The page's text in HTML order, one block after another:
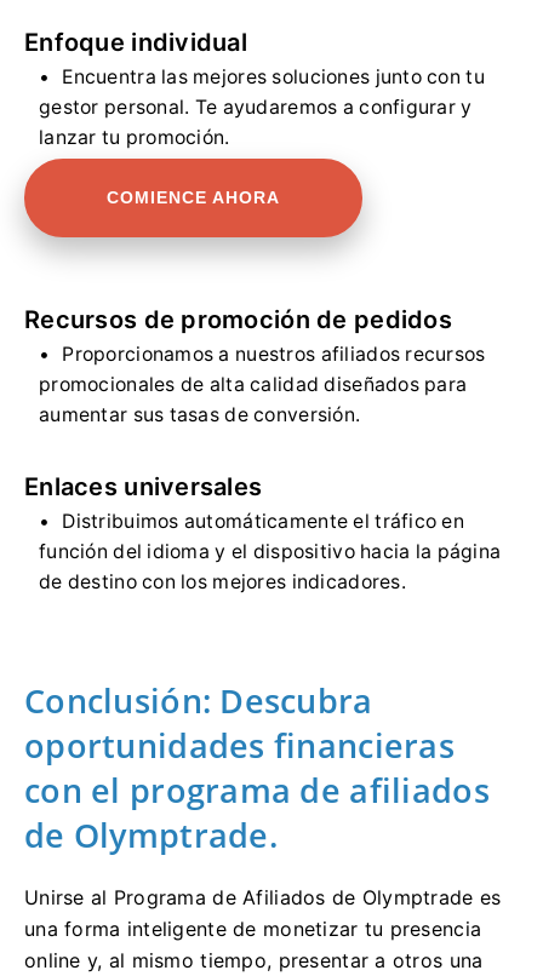
Enfoque individual
Encuentra las mejores soluciones junto con tu
gestor personal. Te ayudaremos a configurar y
lanzar tu promoción.
COMIENCE AHORA
Recursos de promoción de pedidos
Proporcionamos a nuestros afiliados recursos
promocionales de alta calidad diseñados para
aumentar sus tasas de conversión.
Enlaces universales
Distribuimos automáticamente el tráfico en
función del idioma y el dispositivo hacia la página
de destino con los mejores indicadores.
Conclusión: Descubra
oportunidades financieras
con el programa de afiliados
de Olymptrade.
Unirse al Programa de Afiliados de Olymptrade es
una forma inteligente de monetizar tu presencia
online y, al mismo tiempo, presentar a otros una